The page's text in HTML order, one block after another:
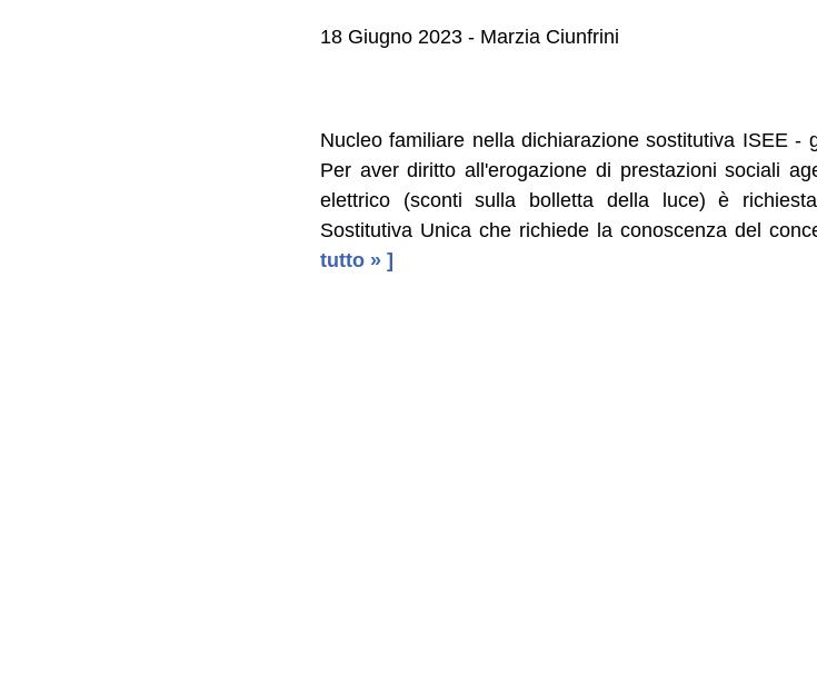
18 Giugno 2023 - Marzia Ciunfrini
Nucleo familiare nella dichiarazione sostitutiva ISEE -
Per aver diritto all'erogazione di prestazioni sociali
elettrico (sconti sulla bolletta della luce) è
Sostitutiva Unica che richiede la conoscenza del
tutto » ]